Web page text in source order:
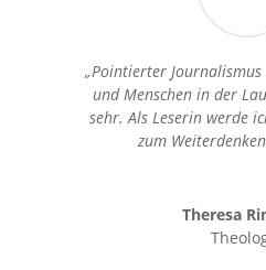
„Pointierter
und Menschen in der
sehr. Als Leserin werde
zum
Theresa